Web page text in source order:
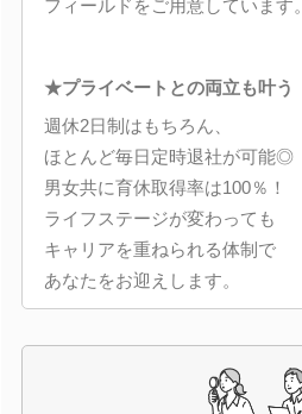
フィールドをご用意しています。
★プライベートとの両立も叶う
週休2日制はもちろん、
ほとんど毎日定時退社が可能◎
男女共に育休取得率は100％！
ライフステージが変わっても
キャリアを重ねられる体制で
あなたをお迎えします。